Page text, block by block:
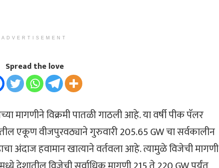
ADVERTISEMENT
Spread the love
मागणीने विक्रमी पातळी गाठली आहे. या वर्षी पीक पॅलर
एकूण वीजपुरवठ्याने गुरुवारी 205.65 GW चा सर्वकालीन
अंदाज हवामान खात्याने वर्तवला आहे. त्यामुळे विजेची मागणी